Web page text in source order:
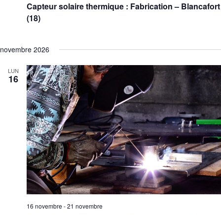
Capteur solaire thermique : Fabrication – Blancafort
(18)
novembre 2026
LUN
16
16 novembre -21 novembre